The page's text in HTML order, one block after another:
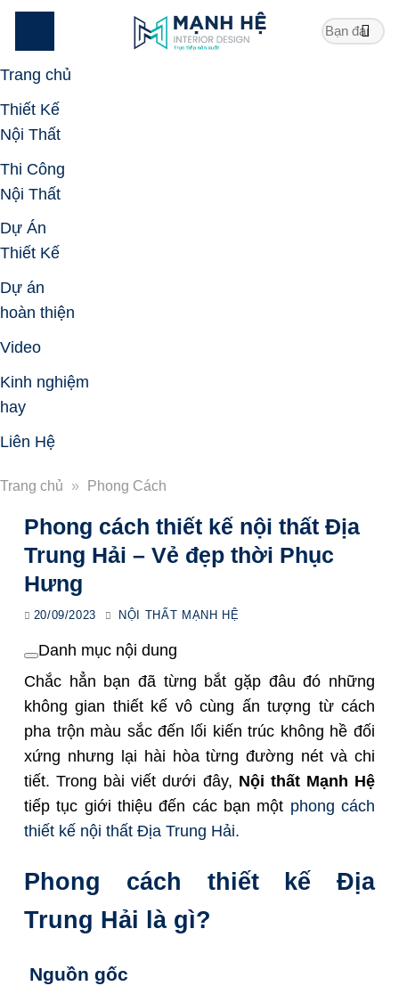
Skip
Trang chủ
Thiết Kế
Nội Thất
Thi Công
Nội Thất
Dự Án
Thiết Kế
Dự án
hoàn thiện
Video
Kinh nghiệm
hay
Liên Hệ
Trang chủ » Phong Cách
Phong cách thiết kế nội thất Địa
Trung Hải – Vẻ đẹp thời Phục
Hưng
20/09/2023 NỘI THẤT MẠNH HỆ
Danh mục nội dung
Chắc hẳn bạn đã từng bắt gặp đâu đó những
không gian thiết kế vô cùng ấn tượng từ cách
pha trộn màu sắc đến lối kiến trúc không hề đối
xứng nhưng lại hài hòa từng đường nét và chi
tiết. Trong bài viết dưới đây, Nội thất Mạnh Hệ
tiếp tục giới thiệu đến các bạn một phong cách
thiết kế nội thất Địa Trung Hải.
Phong cách thiết kế Địa
Trung Hải là gì?
Nguồn gốc